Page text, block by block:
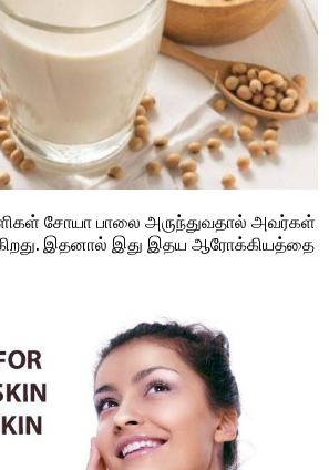
சோயா பாலை அருந்துவதால் அவர்கள்
இதனால் இது இதய ஆரோக்கியத்தை